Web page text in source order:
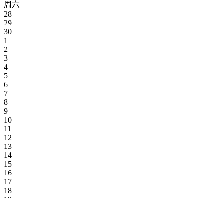
周六
28
29
30
1
2
3
4
5
6
7
8
9
10
11
12
13
14
15
16
17
18